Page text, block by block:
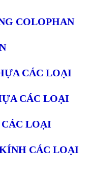
COLOPHAN
CÁC LOẠI
CÁC LOẠI
LOẠI
CÁC LOẠI